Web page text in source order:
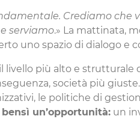
Crediamo che
serviamo.» La mattinata,
uno spazio di dialogo e
livello più alto e
società più giuste.
le politiche di
un’opportunità: un